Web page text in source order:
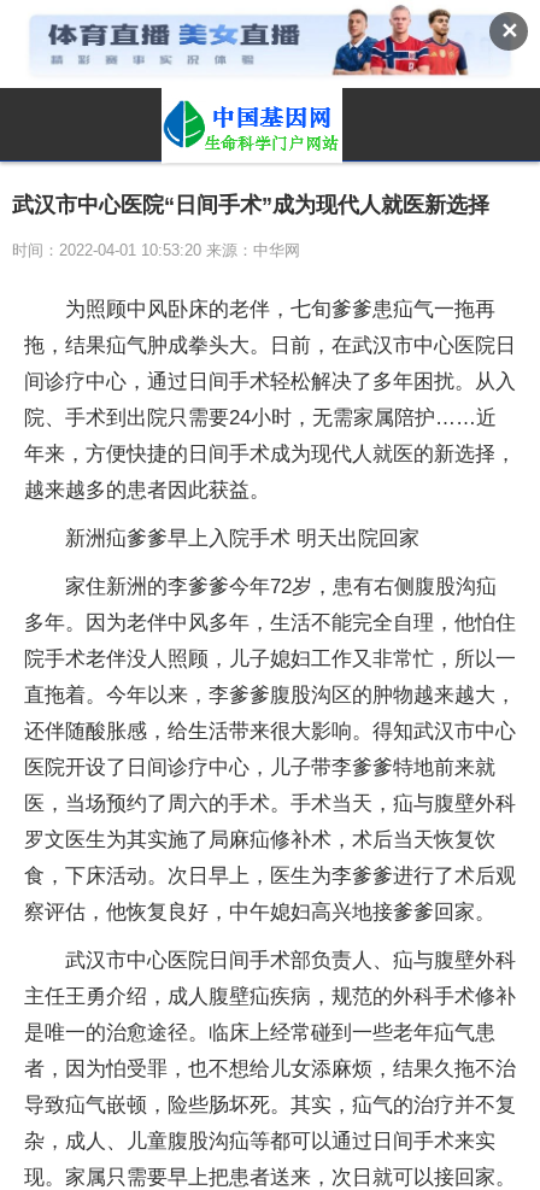
✕
武汉市中心医院“日间手术”成为现代人就医新选择
时间：2022-04-01 10:53:20 来源：中华网
为照顾中风卧床的老伴，七旬爹爹患疝气一拖再
拖，结果疝气肿成拳头大。日前，在武汉市中心医院日
间诊疗中心，通过日间手术轻松解决了多年困扰。从入
院、手术到出院只需要24小时，无需家属陪护……近
年来，方便快捷的日间手术成为现代人就医的新选择，
越来越多的患者因此获益。
新洲疝爹爹早上入院手术 明天出院回家
家住新洲的李爹爹今年72岁，患有右侧腹股沟疝
多年。因为老伴中风多年，生活不能完全自理，他怕住
院手术老伴没人照顾，儿子媳妇工作又非常忙，所以一
直拖着。今年以来，李爹爹腹股沟区的肿物越来越大，
还伴随酸胀感，给生活带来很大影响。得知武汉市中心
医院开设了日间诊疗中心，儿子带李爹爹特地前来就
医，当场预约了周六的手术。手术当天，疝与腹壁外科
罗文医生为其实施了局麻疝修补术，术后当天恢复饮
食，下床活动。次日早上，医生为李爹爹进行了术后观
察评估，他恢复良好，中午媳妇高兴地接爹爹回家。
武汉市中心医院日间手术部负责人、疝与腹壁外科
主任王勇介绍，成人腹壁疝疾病，规范的外科手术修补
是唯一的治愈途径。临床上经常碰到一些老年疝气患
者，因为怕受罪，也不想给儿女添麻烦，结果久拖不治
导致疝气嵌顿，险些肠坏死。其实，疝气的治疗并不复
杂，成人、儿童腹股沟疝等都可以通过日间手术来实
现。家属只需要早上把患者送来，次日就可以接回家。